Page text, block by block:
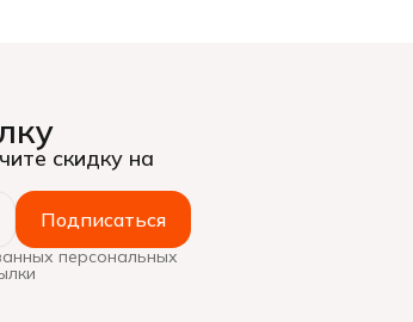
скидку на
Подписаться
персональных